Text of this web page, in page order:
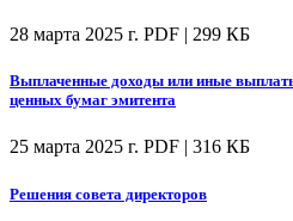
28 марта 2025 г. PDF | 299 КБ
Выплаченные доходы или иные
ценных бумаг эмитента
25 марта 2025 г. PDF | 316 КБ
Решения совета директоров